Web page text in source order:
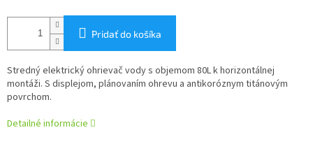
Pridať do košíka
Stredný elektrický ohrievač vody s objemom 80L k horizontálnej
montáži. S displejom, plánovaním ohrevu a antikoróznym titánovým
povrchom.
Detailné informácie